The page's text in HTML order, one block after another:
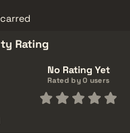
Rating
No Rating Yet
Rated by 0 users